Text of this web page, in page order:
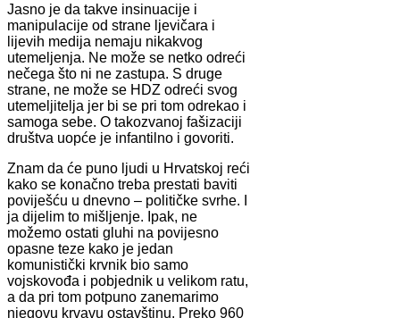
Jasno je da takve insinuacije i
manipulacije od strane ljevičara i
lijevih medija nemaju nikakvog
utemeljenja. Ne može se netko odreći
nečega što ni ne zastupa. S druge
strane, ne može se HDZ odreći svog
utemeljitelja jer bi se pri tom odrekao i
samoga sebe. O takozvanoj fašizaciji
društva uopće je infantilno i govoriti.
Znam da će puno ljudi u Hrvatskoj reći
kako se konačno treba prestati baviti
poviješću u dnevno – političke svrhe. I
ja dijelim to mišljenje. Ipak, ne
možemo ostati gluhi na povijesno
opasne teze kako je jedan
komunistički krvnik bio samo
vojskovođa i pobjednik u velikom ratu,
a da pri tom potpuno zanemarimo
njegovu krvavu ostavštinu. Preko 960